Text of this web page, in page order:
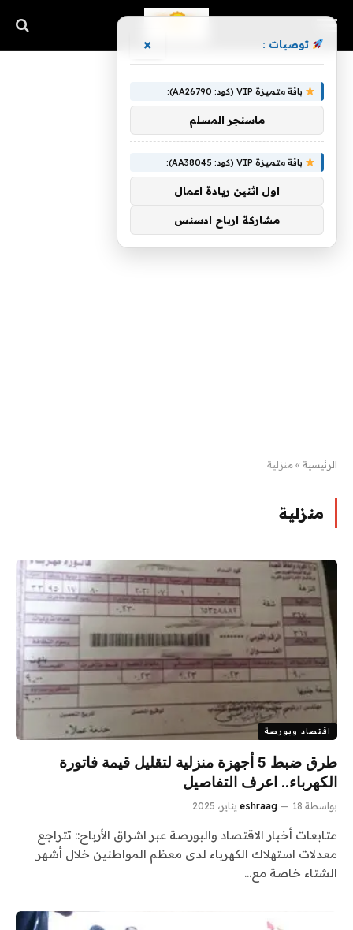
الرئيسية » منزلية
منزلية
اقتصاد وبورصة
طرق ضبط 5 أجهزة منزلية لتقليل قيمة فاتورة
الكهرباء.. اعرف التفاصيل
بواسطة eshraag 18 يناير، 2025
متابعات أخبار الاقتصاد والبورصة عبر اشراق الأرباح:: تتراجع
معدلات استهلاك الكهرباء لدى معظم المواطنين خلال أشهر
الشتاء خاصة مع…
توصيات : ×
باقة متميزة VIP (كود: AA26790):
ماسنجر المسلم
باقة متميزة VIP (كود: AA38045):
اول اثنين ريادة اعمال
مشاركة ارباح ادسنس